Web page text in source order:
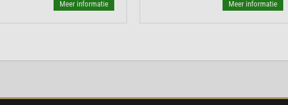
je dagelijkse routine.
bewaakt de
Meer informatie Meer informatie